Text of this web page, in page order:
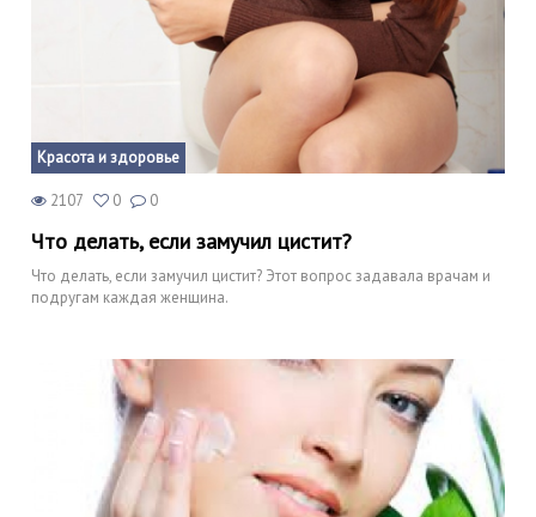
Красота и здоровье
2107 0 0
Что делать, если замучил цистит?
Что делать, если замучил цистит? Этот вопрос задавала врачам и
подругам каждая женщина.